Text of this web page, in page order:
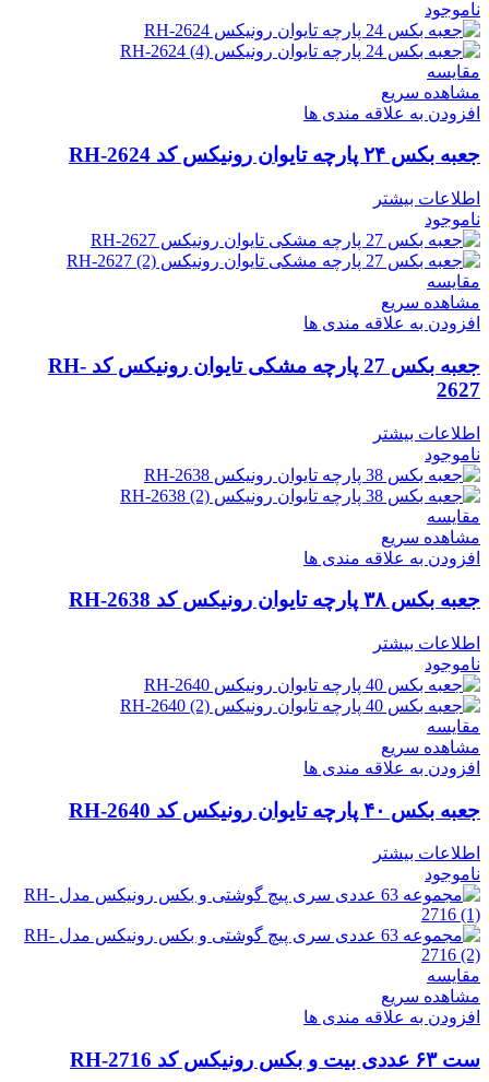
ناموجود
مقایسه
مشاهده سریع
افزودن به علاقه مندی ها
جعبه بکس ۲۴ پارچه تایوان رونیکس کد RH-2624
اطلاعات بیشتر
ناموجود
مقایسه
مشاهده سریع
افزودن به علاقه مندی ها
جعبه بکس 27 پارچه مشکی تایوان رونیکس کد RH-
2627
اطلاعات بیشتر
ناموجود
مقایسه
مشاهده سریع
افزودن به علاقه مندی ها
جعبه بکس ۳۸ پارچه تایوان رونیکس کد RH-2638
اطلاعات بیشتر
ناموجود
مقایسه
مشاهده سریع
افزودن به علاقه مندی ها
جعبه بکس ۴۰ پارچه تایوان رونیکس کد RH-2640
اطلاعات بیشتر
ناموجود
مقایسه
مشاهده سریع
افزودن به علاقه مندی ها
ست ۶۳ عددی بیت و بکس رونیکس کد RH-2716